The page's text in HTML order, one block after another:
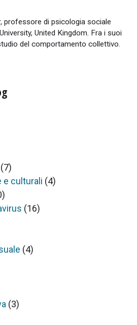
professore di psicologia sociale
United Kingdom. Fra i suoi
del comportamento collettivo.
(7)
e culturali (4)
(16)
(4)
(3)